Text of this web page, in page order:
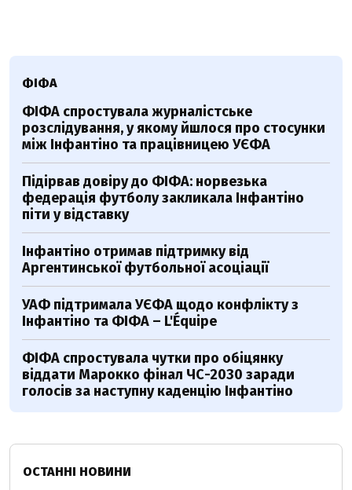
ФІФА
ФІФА спростувала журналістське
розслідування, у якому йшлося про стосунки
між Інфантіно та працівницею УЄФА
Підірвав довіру до ФІФА: норвезька
федерація футболу закликала Інфантіно
піти у відставку
Інфантіно отримав підтримку від
Аргентинської футбольної асоціації
УАФ підтримала УЄФА щодо конфлікту з
Інфантіно та ФІФА – L'Équipe
ФІФА спростувала чутки про обіцянку
віддати Марокко фінал ЧС-2030 заради
голосів за наступну каденцію Інфантіно
ОСТАННІ НОВИНИ